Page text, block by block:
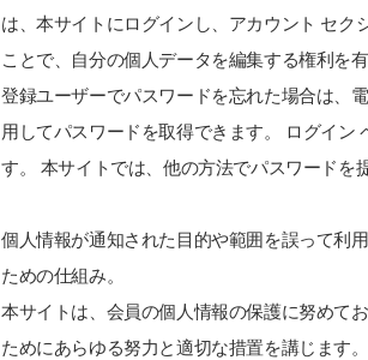
は、本サイトにログインし、アカウント セ
ことで、自分の個人データを編集する権利を
登録ユーザーでパスワードを忘れた場合は、
用してパスワードを取得できます。 ログイ
す。 本サイトでは、他の方法でパスワードを
個人情報が通知された目的や範囲を誤って利
ための仕組み。
本サイトは、会員の個人情報の保護に努めて
ためにあらゆる努力と適切な措置を講じます